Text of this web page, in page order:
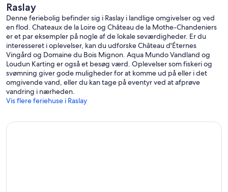
Raslay
Denne feriebolig befinder sig i Raslay i landlige omgivelser og ved
en flod. Chateaux de la Loire og Château de la Mothe-Chandeniers
er et par eksempler på nogle af de lokale seværdigheder. Er du
interesseret i oplevelser, kan du udforske Château d'Éternes
Vingård og Domaine du Bois Mignon. Aqua Mundo Vandland og
Loudun Karting er også et besøg værd. Oplevelser som fiskeri og
svømning giver gode muligheder for at komme ud på eller i det
omgivende vand, eller du kan tage på eventyr ved at afprøve
vandring i nærheden.
Vis flere feriehuse i Raslay